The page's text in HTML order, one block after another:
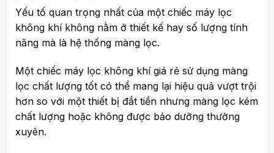
Yếu tố quan trọng nhất của một chiếc máy lọc
không khí không nằm ở thiết kế hay số lượng tính
năng mà là hệ thống màng lọc.
Một chiếc máy lọc không khí giá rẻ sử dụng màng
lọc chất lượng tốt có thể mang lại hiệu quả vượt trội
hơn so với một thiết bị đắt tiền nhưng màng lọc kém
chất lượng hoặc không được bảo dưỡng thường
xuyên.